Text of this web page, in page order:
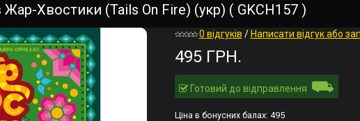
Жар-Хвостики (Tails On Fire) (укр) ( GKCH157 )
0 відгуків / Написати відгук або
495 ГРН.
Готовий до відправлення ⛟
Ціна в бонусних балах: 495